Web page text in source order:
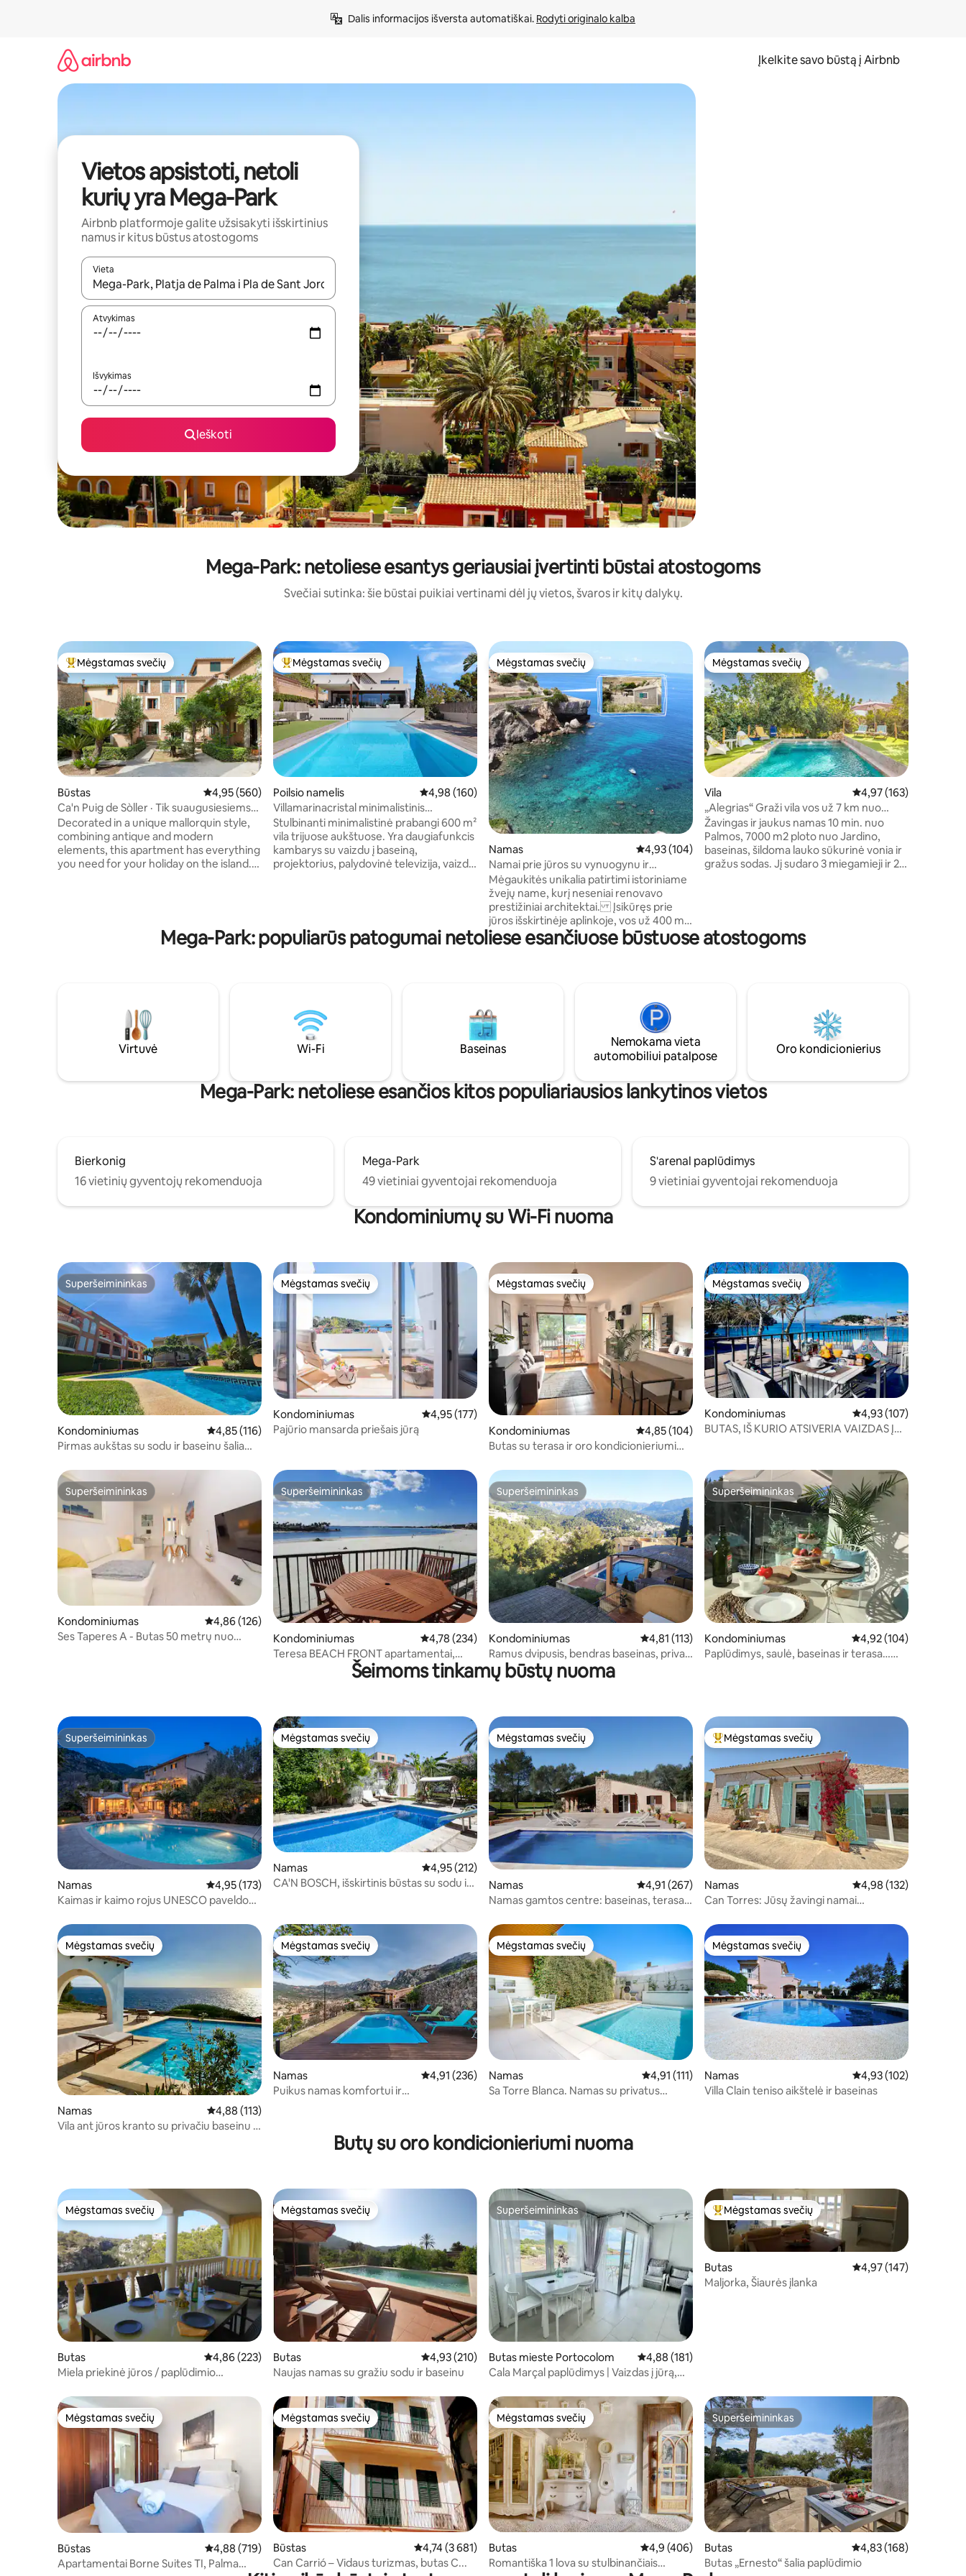
Dalis informacijos išversta automatiškai. Rodyti originalo kalba
Įkelkite savo būstą į Airbnb
Vietos apsistoti, netoli
kurių yra Mega-Park
Airbnb platformoje galite užsisakyti išskirtinius
namus ir kitus būstus atostogoms
Vieta
Kai pasirodys paieškos rezultatai, juos naršyti galite naudodami rodykles aukštyn ir žemyn arba liesdami ir braukdami per ekraną.
Atvykimas
Išvykimas
Ieškoti
Mega-Park: netoliese esantys geriausiai įvertinti būstai atostogoms
Svečiai sutinka: šie būstai puikiai vertinami dėl jų vietos, švaros ir kitų dalykų.
Svečių mėgstamiausias
Mėgstamas svečių
Būstas Vidutinis įvertinimas: 4,95 iš 5, atsiliepimų: 560
4,95 (560)
Ca'n Puig de Sòller · Tik suaugusiesiems
(+12), penth...
Decorated in a unique mallorquin style,
combining antique and modern
elements, this apartment has everything
you need for your holiday on the island.
views of either our garden or the
mountains while you read a book or
kitchen and any utensils used during the
stay is the responsibility of the guest.
Svečių mėgstamiausias
Mėgstamas svečių
Poilsio namelis Vidutinis įvertinimas: 4,98 iš 5, atsiliepimų: 160
4,98 (160)
Villamarinacristal minimalistinis
neprivalomas šildomas baseinas
Stulbinanti minimalistinė prabangi 600 m²
vila trijuose aukštuose. Yra daugiafunkcis
kambarys su vaizdu į baseiną,
projektorius, palydovinė televizija, vaizdo
galimas už papildomą mokestį. Baseinas
ir terasa turi naujas neslystančias
elektromobilio įkroviklis.
Mėgstamas svečių
Mėgstamas svečių
Namas Vidutinis įvertinimas: 4,93 iš 5, atsiliepimų: 104
4,93 (104)
Namai prie jūros su vynuogynu ir
tiesiogine prieiga prie paplūdimio
Mėgaukitės unikalia patirtimi istoriniame
žvejų name, kurį neseniai renovavo
prestižiniai architektai. Įsikūręs prie
jūros išskirtinėje aplinkoje, vos už 400 m
nuo Banyalbufar. Mėgaukitės didele
terasa su vaizdu į vandenyną, virtuve-
gaminamas išskirtinis baltasis vynas.
Tiesioginis priėjimas prie krištolo
skaidrumo vandenų, puikiai tinkančių
nardymui su vamzdeliu. Papildomam
patogumui vietoje yra automobilių
Mėgstamas svečių
Mėgstamas svečių
Vila Vidutinis įvertinimas:
4,97 (163)
„Alegrias“ Graži vila vos už 7 km nuo
miesto centro
Žavingas ir jaukus namas 10 min. nuo
Palmos, 7000 m2 ploto nuo Jardino,
baseinas, šildoma lauko sūkurinė vonia ir
gražus sodas. Jį sudaro 3 miegamieji ir 2
vieta už 7 km nuo Palmos centro, oro
uosto ir paplūdimių. Prekybos centrai už 1
Mega-Park: populiarūs patogumai netoliese esančiuose būstuose atostogoms
Virtuvė Wi-Fi Baseinas
Nemokama vieta
automobiliui patalpose
Oro kondicionierius
Mega-Park: netoliese esančios kitos populiariausios lankytinos vietos
Bierkonig
16 vietinių gyventojų rekomenduoja
Mega-Park
49 vietiniai gyventojai rekomenduoja
S'arenal paplūdimys
9 vietiniai gyventojai rekomenduoja
Kondominiumų su Wi-Fi nuoma
Superšeimininkas
Superšeimininkas
Kondominiumas Vidutinis įvertinimas: 4,85 iš 5, atsiliepimų: 116
4,85 (116)
Pirmas aukštas su sodu ir baseinu šalia
Mėgstamas svečių
Mėgstamas svečių
Kondominiumas Vidutinis įvertinimas: 4,95 iš 5, atsiliepimų: 177
4,95 (177)
Pajūrio mansarda priešais jūrą
Mėgstamas svečių
Mėgstamas svečių
Kondominiumas Vidutinis įvertinimas: 4,85 iš 5, atsiliepimų: 104
4,85 (104)
Butas su terasa ir oro kondicionieriumi
Mėgstamas svečių
Mėgstamas svečių
Kondominiumas Vidutinis įvertinimas:
4,93 (107)
BUTAS, IŠ KURIO ATSIVERIA VAIZDAS Į
Superšeimininkas
Superšeimininkas
Kondominiumas Vidutinis įvertinimas: 4,86 iš 5, atsiliepimų: 126
4,86 (126)
Ses Taperes A - Butas 50 metrų nuo
Superšeimininkas
Superšeimininkas
Kondominiumas Vidutinis įvertinimas: 4,78 iš 5, atsiliepimų: 234
4,78 (234)
Teresa BEACH FRONT apartamentai,
Superšeimininkas
Superšeimininkas
Kondominiumas Vidutinis įvertinimas: 4,81 iš 5, atsiliepimų: 113
4,81 (113)
Ramus dvipusis, bendras baseinas, privati
automobilių stovėjimo aikštelė
Superšeimininkas
Superšeimininkas
Kondominiumas Vidutinis įvertinimas:
4,92 (104)
Paplūdimys, saulė, baseinas ir terasa…
Šeimoms tinkamų būstų nuoma
Superšeimininkas
Superšeimininkas
Namas Vidutinis įvertinimas: 4,95 iš 5, atsiliepimų: 173
4,95 (173)
Kaimas ir kaimo rojus UNESCO paveldo
Mėgstamas svečių
Mėgstamas svečių
Namas Vidutinis įvertinimas: 4,95 iš 5, atsiliepimų: 212
4,95 (212)
CA'N BOSCH, išskirtinis būstas su sodu ir
Mėgstamas svečių
Mėgstamas svečių
Namas Vidutinis įvertinimas: 4,91 iš 5, atsiliepimų: 267
4,91 (267)
Namas gamtos centre: baseinas, terasa
Svečių mėgstamiausias
Mėgstamas svečių
Namas Vidutinis įvertinimas:
4,98 (132)
Can Torres: Jūsų žavingi namai
Mėgstamas svečių
Mėgstamas svečių
Namas Vidutinis įvertinimas: 4,88 iš 5, atsiliepimų: 113
4,88 (113)
Vila ant jūros kranto su privačiu baseinu ir
Mėgstamas svečių
Mėgstamas svečių
Namas Vidutinis įvertinimas: 4,91 iš 5, atsiliepimų: 236
4,91 (236)
Puikus namas komfortui ir
Mėgstamas svečių
Mėgstamas svečių
Namas Vidutinis įvertinimas: 4,91 iš 5, atsiliepimų: 111
4,91 (111)
Sa Torre Blanca. Namas su privatus
Mėgstamas svečių
Mėgstamas svečių
Namas Vidutinis įvertinimas:
4,93 (102)
Villa Clain teniso aikštelė ir baseinas
Butų su oro kondicionieriumi nuoma
Mėgstamas svečių
Mėgstamas svečių
Butas Vidutinis įvertinimas: 4,86 iš 5, atsiliepimų: 223
4,86 (223)
Miela priekinė jūros / paplūdimio
Mėgstamas svečių
Mėgstamas svečių
Butas Vidutinis įvertinimas: 4,93 iš 5, atsiliepimų: 210
4,93 (210)
Naujas namas su gražiu sodu ir baseinu
Superšeimininkas
Superšeimininkas
Butas mieste Portocolom Vidutinis įvertinimas: 4,88 iš 5, atsiliepimų: 181
4,88 (181)
Cala Marçal paplūdimys | Vaizdas į jūrą,
Svečių mėgstamiausias
Mėgstamas svečių
Butas Vidutinis įvertinimas:
4,97 (147)
Maljorka, Šiaurės įlanka
Mėgstamas svečių
Mėgstamas svečių
Būstas Vidutinis įvertinimas: 4,88 iš 5, atsiliepimų: 719
4,88 (719)
Apartamentai Borne Suites TI, Palma
Mėgstamas svečių
Mėgstamas svečių
Būstas Vidutinis įvertinimas: 4,74 iš 5, atsiliepimų: 3 681
4,74 (3 681)
Can Carrió – Vidaus turizmas, butas C...
Mėgstamas svečių
Mėgstamas svečių
Butas Vidutinis įvertinimas: 4,9 iš 5, atsiliepimų: 406
4,9 (406)
Romantiška 1 lova su stulbinančiais
Superšeimininkas
Superšeimininkas
Butas Vidutinis įvertinimas:
4,83 (168)
Butas „Ernesto“ šalia paplūdimio